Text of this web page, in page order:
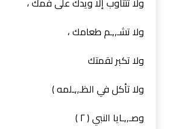
ولا تشـ,,ـم طعامك ،
ولا تكبر لقمتك
ولا تأكل في الظـ,,ـلمه )
وصـ,,ـايا النبي ( ٢ )